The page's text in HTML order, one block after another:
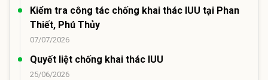
Kiểm tra công tác chống khai thác IUU tại Phan
Thiết, Phú Thủy
07/07/2026
Quyết liệt chống khai thác IUU
25/06/2026